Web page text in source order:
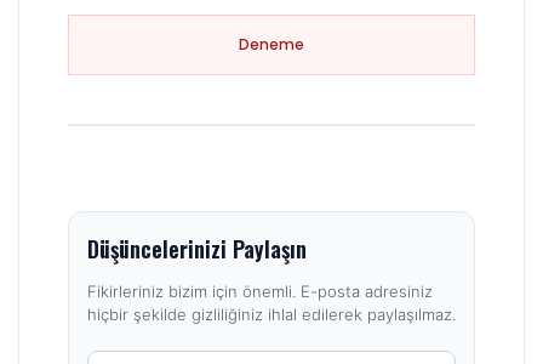
Deneme
Düşüncelerinizi Paylaşın
Fikirleriniz bizim için önemli. E-posta adresiniz
hiçbir şekilde gizliliğiniz ihlal edilerek paylaşılmaz.